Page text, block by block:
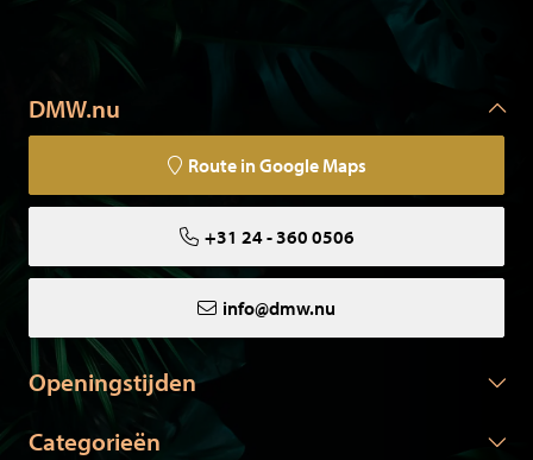
Onze dieren zijn gecertificeerd en worden geleverd met de
benodigde papieren.
Let op: Extra verzendkosten kunen van toepassing zijn bij
DMW.nu
Route in Google Maps
+31 24 - 360 0506
info@dmw.nu
Openingstijden
Categorieën